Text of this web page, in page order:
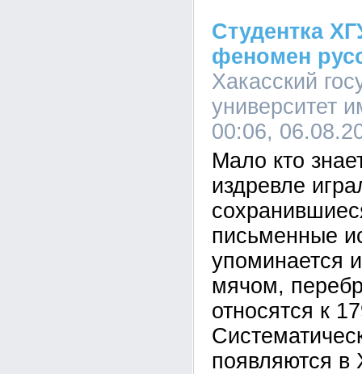
Студентка
феномен
Хакасский
университет
00:06,
Мало кто
издревле
письменные
упоминается
мячом,
относятся к
появляются в